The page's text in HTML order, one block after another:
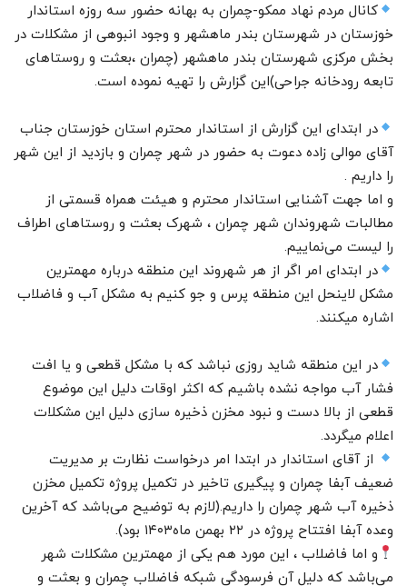
کانال مردم نهاد ممکو-چمران به بهانه حضور سه روزه استاندار
خوزستان در شهرستان بندر ماهشهر و وجود انبوهی از مشکلات در
بخش مرکزی شهرستان بندر ماهشهر (چمران ،بعثت و روستاهای
تابعه رودخانه جراحی)این گزارش را تهیه نموده است.
در ابتدای این گزارش از استاندار محترم استان خوزستان جناب
آقای موالی زاده دعوت به حضور در شهر چمران و بازدید از این شهر
را داریم .
و اما جهت آشنایی استاندار محترم و هیئت همراه قسمتی از
مطالبات شهروندان شهر چمران ، شهرک بعثت و روستاهای اطراف
را لیست می‌نماییم.
در ابتدای امر اگر از هر شهروند این منطقه درباره مهمترین
مشکل لاینحل این منطقه پرس و جو کنیم به مشکل آب و فاضلاب
اشاره میکنند.
در این منطقه شاید روزی نباشد که با مشکل قطعی و یا افت
فشار آب مواجه نشده باشیم که اکثر اوقات دلیل این موضوع
قطعی از بالا دست و نبود مخزن ذخیره سازی دلیل این مشکلات
اعلام میگردد.
از آقای استاندار در ابتدا امر درخواست نظارت بر مدیریت
ضعیف آبفا چمران و پیگیری تاخیر در تکمیل پروژه تکمیل مخزن
ذخیره آب شهر چمران را داریم.(لازم به توضیح می‌باشد که آخرین
وعده آبفا افتتاح پروژه در ۲۲ بهمن ماه۱۴۰۳ بود).
و اما فاضلاب ، این مورد هم یکی از مهمترین مشکلات شهر
می‌باشد که دلیل آن فرسودگی شبکه فاضلاب چمران و بعثت و